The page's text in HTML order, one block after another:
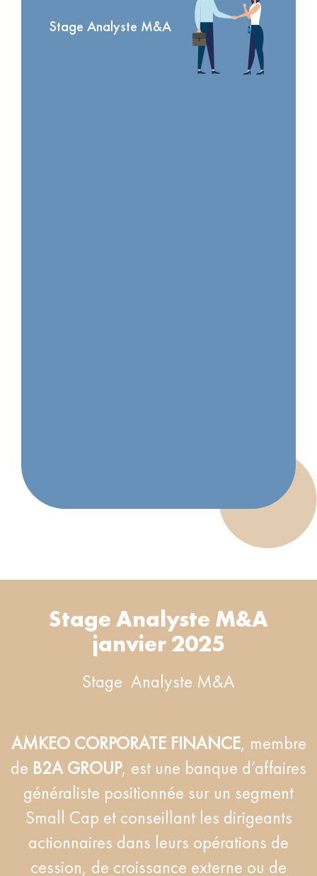
Stage Analyste M&A
Stage Analyste M&A
janvier 2025
Stage Analyste M&A
AMKEO CORPORATE FINANCE, membre
de B2A GROUP, est une banque d’affaires
généraliste positionnée sur un segment
Small Cap et conseillant les dirigeants
actionnaires dans leurs opérations de
cession, de croissance externe ou de